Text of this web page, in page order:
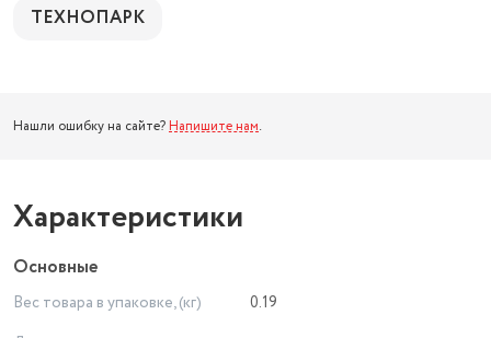
ТЕХНОПАРК
Нашли ошибку на сайте? Напишите нам.
Характеристики
Основные
Вес товара в упаковке, (кг)
0.19